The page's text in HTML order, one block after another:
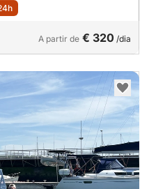
A partir de € 320 /dia